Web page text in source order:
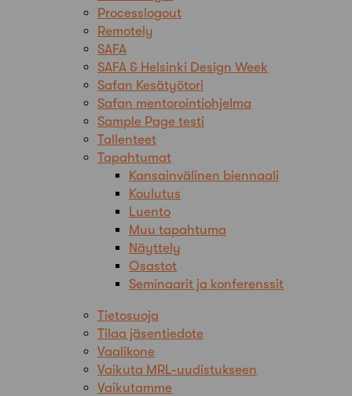
Processlogout
Remotely
SAFA
SAFA & Helsinki Design Week
Safan Kesätyötori
Safan mentorointiohjelma
Sample Page testi
Tallenteet
Tapahtumat
Kansainvälinen biennaali
Koulutus
Luento
Muu tapahtuma
Näyttely
Osastot
Seminaarit ja konferenssit
Tietosuoja
Tilaa jäsentiedote
Vaalikone
Vaikuta MRL-uudistukseen
Vaikutamme